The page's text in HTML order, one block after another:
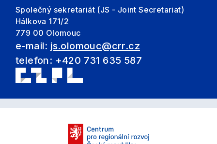
Společný sekretariát (JS - Joint Secretariat)
Hálkova 171/2
779 00 Olomouc
e-mail: js.olomouc@crr.cz
telefon: +420 731 635 587